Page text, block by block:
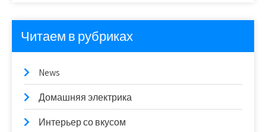
Читаем в рубриках
News
Домашняя электрика
Интерьер со вкусом